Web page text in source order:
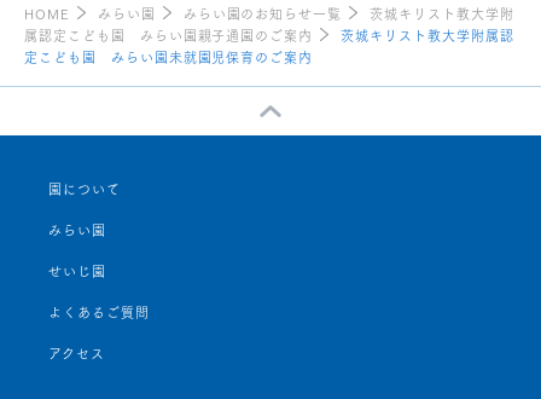
HOME みらい園 みらい園のお知らせ一覧
茨城キリスト教大学附
属認定こども園 みらい園親子通園のご案内
茨城キリスト教大学附属認
定こども園 みらい園未就園児保育のご案内
園について
みらい園
せいじ園
よくあるご質問
アクセス